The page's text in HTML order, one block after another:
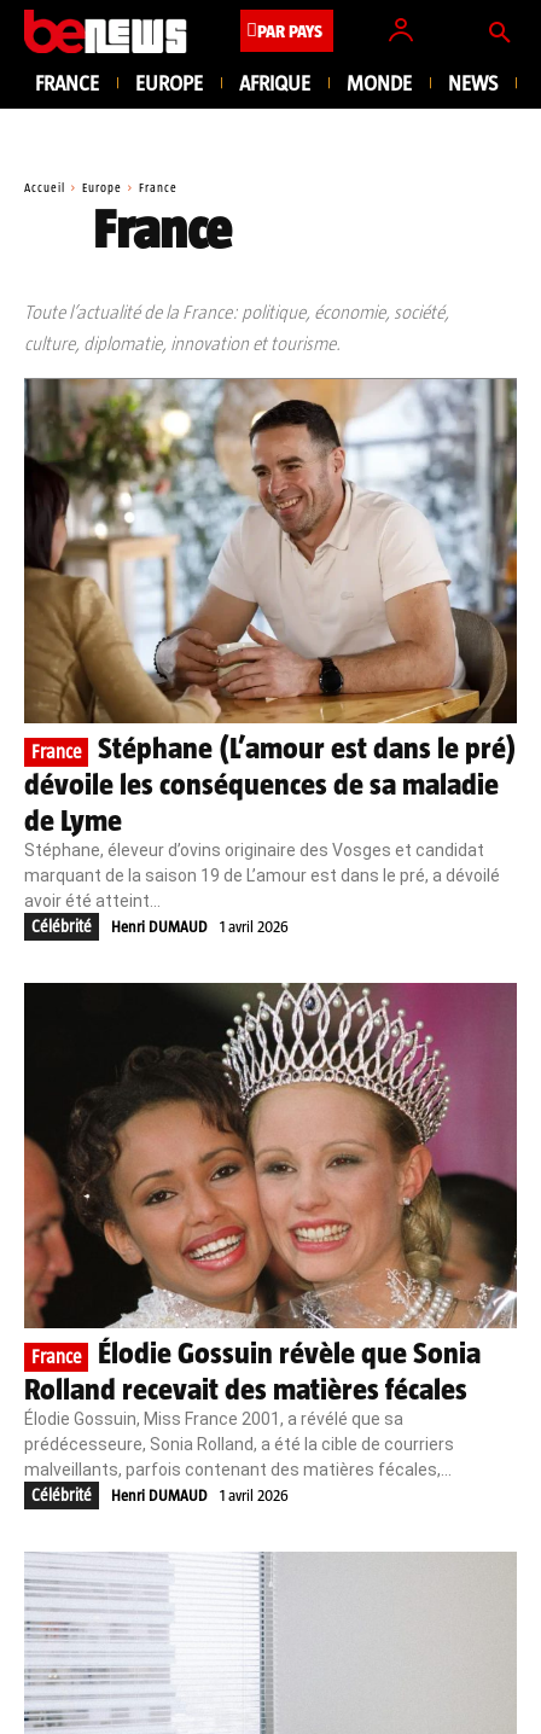
PAR PAYS
FRANCE EUROPE AFRIQUE MONDE NEWS
Accueil Europe France
France
Toute l’actualité de la France: politique, économie, société,
culture, diplomatie, innovation et tourisme.
France
Stéphane (L’amour est dans le pré)
dévoile les conséquences de sa maladie
de Lyme
Stéphane, éleveur d’ovins originaire des Vosges et candidat
marquant de la saison 19 de L’amour est dans le pré, a dévoilé
avoir été atteint...
Célébrité
Henri DUMAUD 1 avril 2026
France
Élodie Gossuin révèle que Sonia
Rolland recevait des matières fécales
Élodie Gossuin, Miss France 2001, a révélé que sa
prédécesseure, Sonia Rolland, a été la cible de courriers
malveillants, parfois contenant des matières fécales,...
Célébrité
Henri DUMAUD 1 avril 2026